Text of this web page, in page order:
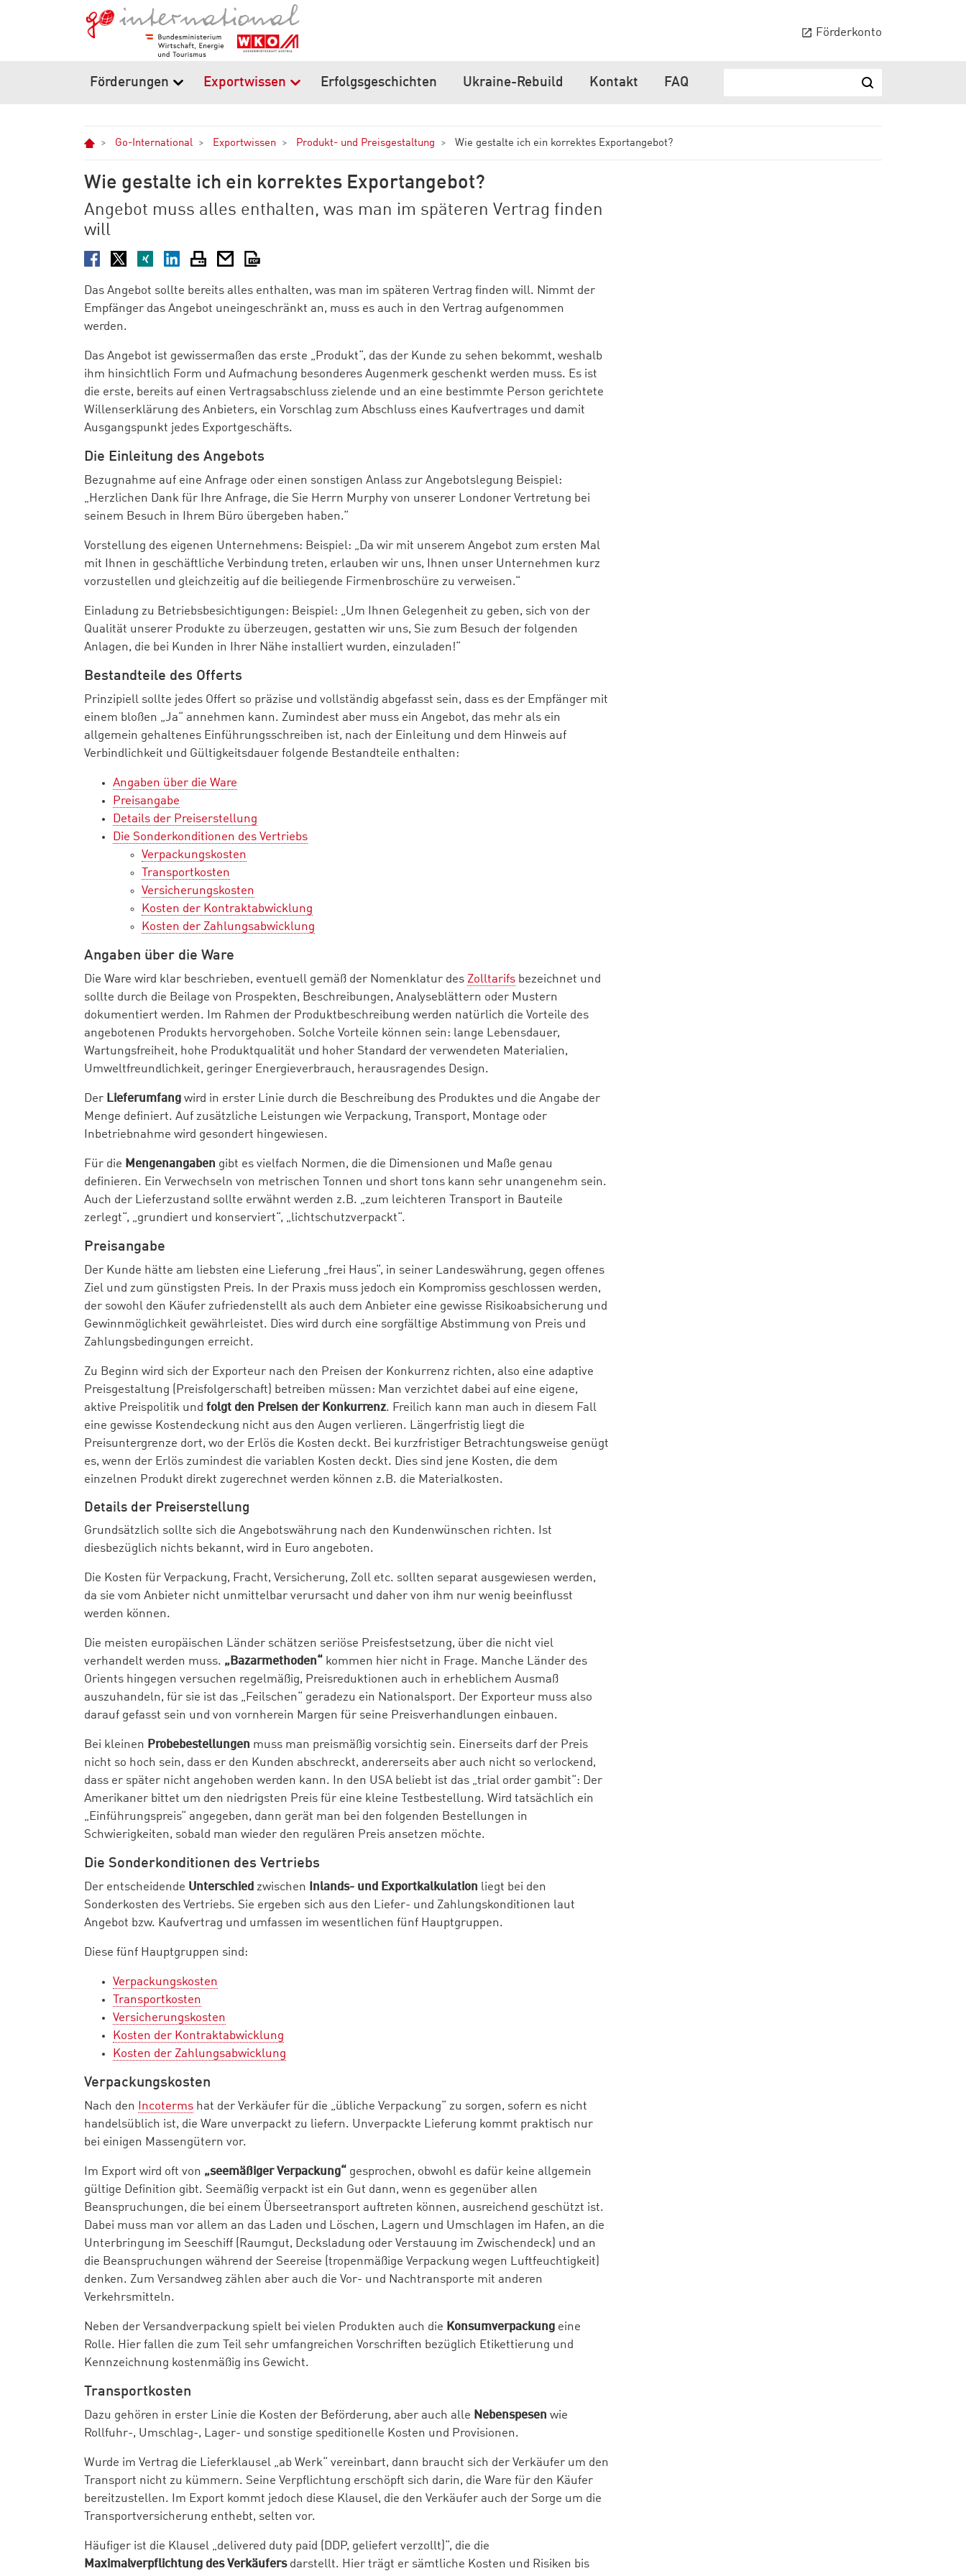
Zum Hauptinhalt springen
Zur Navigation springen
Zum Footer springen
Förderungen Exportwissen Erfolgsgeschichten Ukraine-Rebuild Kontakt FAQSuchbegriff ... Suchen
Förderkonto
Home Go-International Exportwissen Produkt- und Preisgestaltung Wie gestalte ich ein korrektes Exportangebot?
Wie gestalte ich ein korrektes Exportangebot?
Angebot muss alles enthalten, was man im späteren Vertrag finden
will
Facebook
TwitterXINGLinkedIn
Drucken
E-Mail
PDF
Das Angebot sollte bereits alles enthalten, was man im späteren Vertrag finden will. Nimmt der
Empfänger das Angebot uneingeschränkt an, muss es auch in den Vertrag aufgenommen
werden.
Das Angebot ist gewissermaßen das erste „Produkt“, das der Kunde zu sehen bekommt, weshalb
ihm hinsichtlich Form und Aufmachung besonderes Augenmerk geschenkt werden muss. Es ist
die erste, bereits auf einen Vertragsabschluss zielende und an eine bestimmte Person gerichtete
Willenserklärung des Anbieters, ein Vorschlag zum Abschluss eines Kaufvertrages und damit
Ausgangspunkt jedes Exportgeschäfts.
Die Einleitung des Angebots
Bezugnahme auf eine Anfrage oder einen sonstigen Anlass zur Angebotslegung Beispiel:
„Herzlichen Dank für Ihre Anfrage, die Sie Herrn Murphy von unserer Londoner Vertretung bei
seinem Besuch in Ihrem Büro übergeben haben.“
Vorstellung des eigenen Unternehmens: Beispiel: „Da wir mit unserem Angebot zum ersten Mal
mit Ihnen in geschäftliche Verbindung treten, erlauben wir uns, Ihnen unser Unternehmen kurz
vorzustellen und gleichzeitig auf die beiliegende Firmenbroschüre zu verweisen.“
Einladung zu Betriebsbesichtigungen: Beispiel: „Um Ihnen Gelegenheit zu geben, sich von der
Qualität unserer Produkte zu überzeugen, gestatten wir uns, Sie zum Besuch der folgenden
Anlagen, die bei Kunden in Ihrer Nähe installiert wurden, einzuladen!“
Bestandteile des Offerts
Prinzipiell sollte jedes Offert so präzise und vollständig abgefasst sein, dass es der Empfänger mit
einem bloßen „Ja“ annehmen kann. Zumindest aber muss ein Angebot, das mehr als ein
allgemein gehaltenes Einführungsschreiben ist, nach der Einleitung und dem Hinweis auf
Verbindlichkeit und Gültigkeitsdauer folgende Bestandteile enthalten:
Angaben über die Ware
Preisangabe
Details der Preiserstellung
Die Sonderkonditionen des Vertriebs
Verpackungskosten
Transportkosten
Versicherungskosten
Kosten der Kontraktabwicklung
Kosten der Zahlungsabwicklung
Angaben über die Ware
Die Ware wird klar beschrieben, eventuell gemäß der Nomenklatur des Zolltarifs bezeichnet und
sollte durch die Beilage von Prospekten, Beschreibungen, Analyseblättern oder Mustern
dokumentiert werden. Im Rahmen der Produktbeschreibung werden natürlich die Vorteile des
angebotenen Produkts hervorgehoben. Solche Vorteile können sein: lange Lebensdauer,
Wartungsfreiheit, hohe Produktqualität und hoher Standard der verwendeten Materialien,
Umweltfreundlichkeit, geringer Energieverbrauch, herausragendes Design.
Der Lieferumfang wird in erster Linie durch die Beschreibung des Produktes und die Angabe der
Menge definiert. Auf zusätzliche Leistungen wie Verpackung, Transport, Montage oder
Inbetriebnahme wird gesondert hingewiesen.
Für die Mengenangaben gibt es vielfach Normen, die die Dimensionen und Maße genau
definieren. Ein Verwechseln von metrischen Tonnen und short tons kann sehr unangenehm sein.
Auch der Lieferzustand sollte erwähnt werden z.B. „zum leichteren Transport in Bauteile
zerlegt“, „grundiert und konserviert“, „lichtschutzverpackt“.
Preisangabe
Der Kunde hätte am liebsten eine Lieferung „frei Haus“, in seiner Landeswährung, gegen offenes
Ziel und zum günstigsten Preis. In der Praxis muss jedoch ein Kompromiss geschlossen werden,
der sowohl den Käufer zufriedenstellt als auch dem Anbieter eine gewisse Risikoabsicherung und
Gewinnmöglichkeit gewährleistet. Dies wird durch eine sorgfältige Abstimmung von Preis und
Zahlungsbedingungen erreicht.
Zu Beginn wird sich der Exporteur nach den Preisen der Konkurrenz richten, also eine adaptive
Preisgestaltung (Preisfolgerschaft) betreiben müssen: Man verzichtet dabei auf eine eigene,
aktive Preispolitik und folgt den Preisen der Konkurrenz. Freilich kann man auch in diesem Fall
eine gewisse Kostendeckung nicht aus den Augen verlieren. Längerfristig liegt die
Preisuntergrenze dort, wo der Erlös die Kosten deckt. Bei kurzfristiger Betrachtungsweise genügt
es, wenn der Erlös zumindest die variablen Kosten deckt. Dies sind jene Kosten, die dem
einzelnen Produkt direkt zugerechnet werden können z.B. die Materialkosten.
Details der Preiserstellung
Grundsätzlich sollte sich die Angebotswährung nach den Kundenwünschen richten. Ist
diesbezüglich nichts bekannt, wird in Euro angeboten.
Die Kosten für Verpackung, Fracht, Versicherung, Zoll etc. sollten separat ausgewiesen werden,
da sie vom Anbieter nicht unmittelbar verursacht und daher von ihm nur wenig beeinflusst
werden können.
Die meisten europäischen Länder schätzen seriöse Preisfestsetzung, über die nicht viel
verhandelt werden muss. „Bazarmethoden“ kommen hier nicht in Frage. Manche Länder des
Orients hingegen versuchen regelmäßig, Preisreduktionen auch in erheblichem Ausmaß
auszuhandeln, für sie ist das „Feilschen“ geradezu ein Nationalsport. Der Exporteur muss also
darauf gefasst sein und von vornherein Margen für seine Preisverhandlungen einbauen.
Bei kleinen Probebestellungen muss man preismäßig vorsichtig sein. Einerseits darf der Preis
nicht so hoch sein, dass er den Kunden abschreckt, andererseits aber auch nicht so verlockend,
dass er später nicht angehoben werden kann. In den USA beliebt ist das „trial order gambit“: Der
Amerikaner bittet um den niedrigsten Preis für eine kleine Testbestellung. Wird tatsächlich ein
„Einführungspreis“ angegeben, dann gerät man bei den folgenden Bestellungen in
Schwierigkeiten, sobald man wieder den regulären Preis ansetzen möchte.
Die Sonderkonditionen des Vertriebs
Der entscheidende Unterschied zwischen Inlands- und Exportkalkulation liegt bei den
Sonderkosten des Vertriebs. Sie ergeben sich aus den Liefer- und Zahlungskonditionen laut
Angebot bzw. Kaufvertrag und umfassen im wesentlichen fünf Hauptgruppen.
Diese fünf Hauptgruppen sind:
Verpackungskosten
Transportkosten
Versicherungskosten
Kosten der Kontraktabwicklung
Kosten der Zahlungsabwicklung
Verpackungskosten
Nach den Incoterms hat der Verkäufer für die „übliche Verpackung“ zu sorgen, sofern es nicht
handelsüblich ist, die Ware unverpackt zu liefern. Unverpackte Lieferung kommt praktisch nur
bei einigen Massengütern vor.
Im Export wird oft von „seemäßiger Verpackung“ gesprochen, obwohl es dafür keine allgemein
gültige Definition gibt. Seemäßig verpackt ist ein Gut dann, wenn es gegenüber allen
Beanspruchungen, die bei einem Überseetransport auftreten können, ausreichend geschützt ist.
Dabei muss man vor allem an das Laden und Löschen, Lagern und Umschlagen im Hafen, an die
Unterbringung im Seeschiff (Raumgut, Decksladung oder Verstauung im Zwischendeck) und an
die Beanspruchungen während der Seereise (tropenmäßige Verpackung wegen Luftfeuchtigkeit)
denken. Zum Versandweg zählen aber auch die Vor- und Nachtransporte mit anderen
Verkehrsmitteln.
Neben der Versandverpackung spielt bei vielen Produkten auch die Konsumverpackung eine
Rolle. Hier fallen die zum Teil sehr umfangreichen Vorschriften bezüglich Etikettierung und
Kennzeichnung kostenmäßig ins Gewicht.
Transportkosten
Dazu gehören in erster Linie die Kosten der Beförderung, aber auch alle Nebenspesen wie
Rollfuhr-, Umschlag-, Lager- und sonstige speditionelle Kosten und Provisionen.
Wurde im Vertrag die Lieferklausel „ab Werk“ vereinbart, dann braucht sich der Verkäufer um den
Transport nicht zu kümmern. Seine Verpflichtung erschöpft sich darin, die Ware für den Käufer
bereitzustellen. Im Export kommt jedoch diese Klausel, die den Verkäufer auch der Sorge um die
Transportversicherung enthebt, selten vor.
Häufiger ist die Klausel „delivered duty paid (DDP, geliefert verzollt)“, die die
Maximalverpflichtung des Verkäufersdarstellt. Hier trägt er sämtliche Kosten und Risiken bis